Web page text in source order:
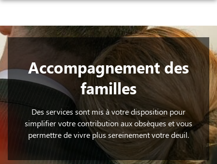
ORGANISER DES OBSÈQUES
PRÉVOIR SES OBSÈQUES
MONUMENTS FUNÉRAIRES
SERVICES AUX FAMILLES
NOS AGENCES
CHAMPAGNE-AU-MONT-D’OR
SAINT-CYR-AU-MONT-D’OR
NOTRE CHAMBRE FUNÉRAIRE
AVIS DE DÉCÈS
Accompagnement des
familles
Des services sont mis à votre disposition pour
simplifier votre contribution aux obsèques et vous
permettre de vivre plus sereinement votre deuil.